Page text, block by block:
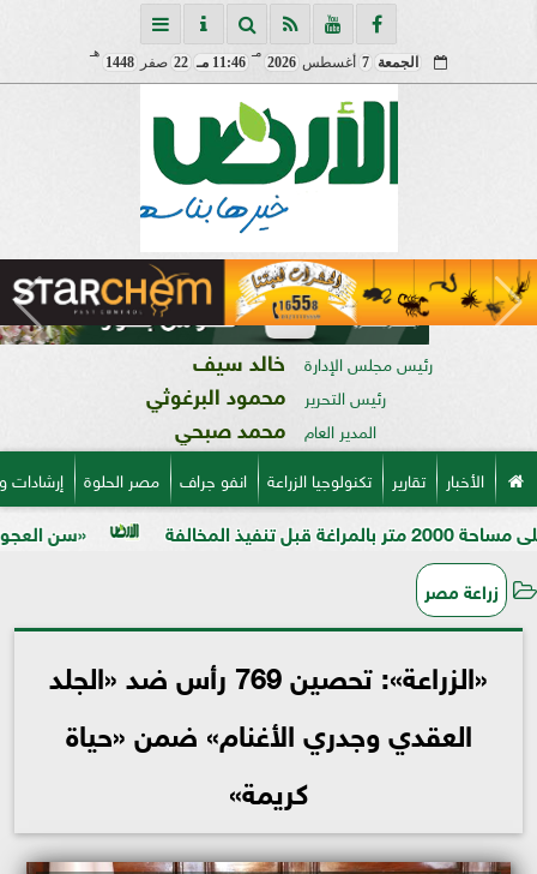
الجمعة 7 أغسطس 2026
مـ
11:46 مـ 22 صفر 1448
هـ
رئيس مجلس الإدارة خالد سيف
رئيس التحرير محمود البرغوثي
المدير العام محمد صبحي
الأخبار تقارير تكنولوجيا الزراعة انفو جراف مصر الحلوة
«سن العجوز» في الذرة
زراعة مصر
«الزراعة»: تحصين 769 رأس ضد «الجلد
العقدي وجدري الأغنام» ضمن «حياة
كريمة»